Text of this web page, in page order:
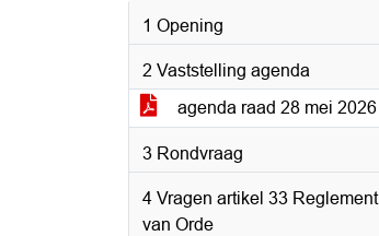
1 Opening
2 Vaststelling agenda
agenda raad 28 mei 2026
3 Rondvraag
4 Vragen artikel 33 Reglement
van Orde